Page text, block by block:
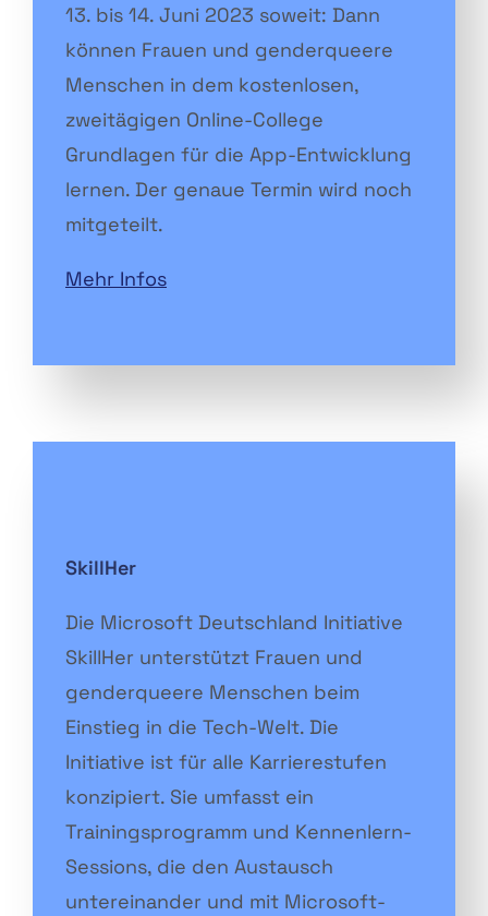
13. bis 14. Juni 2023 soweit: Dann
können Frauen und genderqueere
Menschen in dem kostenlosen,
zweitägigen Online-College
Grundlagen für die App-Entwicklung
lernen. Der genaue Termin wird noch
mitgeteilt.
Mehr Infos
SkillHer
Die Microsoft Deutschland Initiative
SkillHer unterstützt Frauen und
genderqueere Menschen beim
Einstieg in die Tech-Welt. Die
Initiative ist für alle Karrierestufen
konzipiert. Sie umfasst ein
Trainingsprogramm und Kennenlern-
Sessions, die den Austausch
untereinander und mit Microsoft-